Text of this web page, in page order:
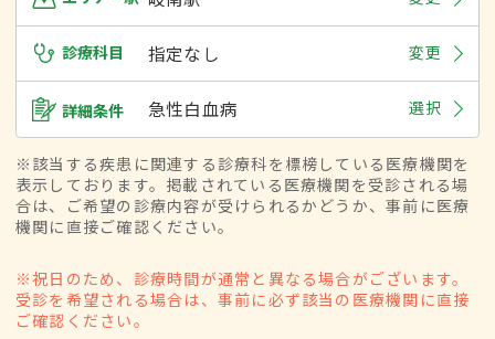
診療科目 指定なし 変更
詳細条件 急性白血病 選択
※該当する疾患に関連する診療科を標榜している医療機関を
表示しております。掲載されている医療機関を受診される場
合は、ご希望の診療内容が受けられるかどうか、事前に医療
機関に直接ご確認ください。
※祝日のため、診療時間が通常と異なる場合がございます。
受診を希望される場合は、事前に必ず該当の医療機関に直接
ご確認ください。